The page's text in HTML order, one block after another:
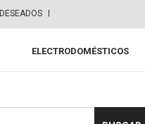
DESEADOS |
ELECTRODOMÉSTICOS